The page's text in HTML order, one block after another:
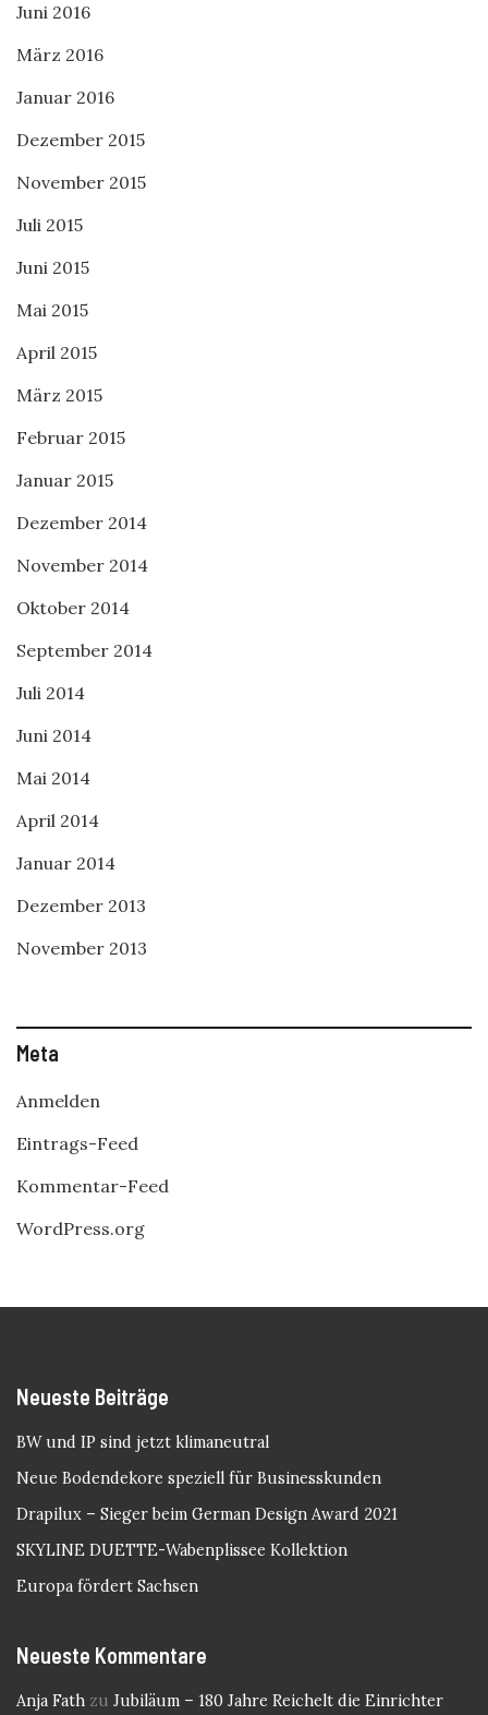
Juni 2016
März 2016
Januar 2016
Dezember 2015
November 2015
Juli 2015
Juni 2015
Mai 2015
April 2015
März 2015
Februar 2015
Januar 2015
Dezember 2014
November 2014
Oktober 2014
September 2014
Juli 2014
Juni 2014
Mai 2014
April 2014
Januar 2014
Dezember 2013
November 2013
Meta
Anmelden
Eintrags-Feed
Kommentar-Feed
WordPress.org
Neueste Beiträge
BW und IP sind jetzt klimaneutral
Neue Bodendekore speziell für Businesskunden
Drapilux – Sieger beim German Design Award 2021
SKYLINE DUETTE-Wabenplissee Kollektion
Europa fördert Sachsen
Neueste Kommentare
Anja Fath zu Jubiläum – 180 Jahre Reichelt die Einrichter